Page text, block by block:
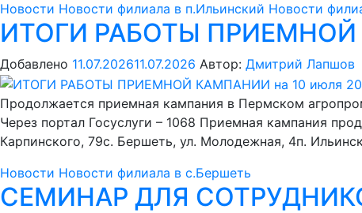
Новости Новости филиала в п.Ильинский Новости
ИТОГИ РАБОТЫ ПРИЕМНОЙ
Добавлено 11.07.202611.07.2026 Автор: Дмитрий Лапшов
Продолжается приемная кампания в Пермском
Через портал Госуслуги – 1068 Приемная кампания
Карпинского, 79с. Бершеть, ул. Молодежная, 4п.
Новости Новости филиала в с.Бершеть
СЕМИНАР ДЛЯ